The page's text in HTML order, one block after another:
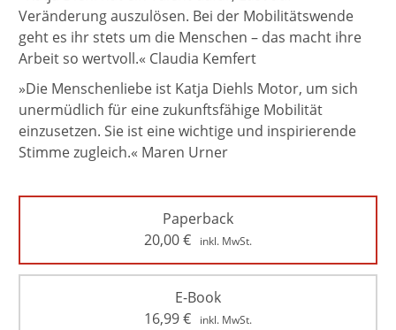
Veränderung auszulösen. Bei der Mobilitätswende
geht es ihr stets um die Menschen – das macht ihre
Arbeit so wertvoll.« Claudia Kemfert
»Die Menschenliebe ist Katja Diehls Motor, um sich
unermüdlich für eine zukunftsfähige Mobilität
einzusetzen. Sie ist eine wichtige und inspirierende
Stimme zugleich.« Maren Urner
Paperback
20,00€ inkl. MwSt.
E-Book
16,99€ inkl. MwSt.